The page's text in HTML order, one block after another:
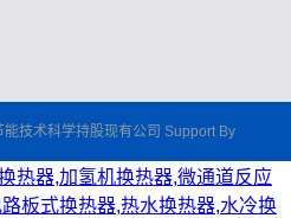
技术科学持股现有公司 Support By
热器,加氢机换热器,微通道反应
板式换热器,热水换热器,水冷换